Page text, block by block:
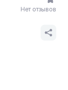
Нет отзывов